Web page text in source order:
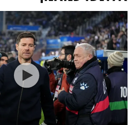
VOD
רץ ברשת
גביע המדינה
נבחרת ישראל
מכבי חיפה
בית"ר ירושלים
מכבי תל אביב
ליגה אנגלית
ליגה גרמנית
ליגה ספרדית
ליגה איטלקית
ליגה צרפתית
ליגה לאומית
כדורסל נשים
מכבי תל אביב
הפועל חולון
הפועל ירושלים
NBA
יורוליג
יורוקאפ
ענפים נוספים
טניס
כדוריד
כדורעף